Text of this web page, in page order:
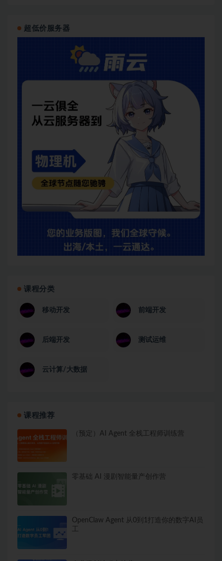
超低价服务器
课程分类
移动开发 前端开发
后端开发 测试运维
云计算/大数据
课程推荐
（预定）AI Agent 全栈工程师训练营
零基础 AI 漫剧智能量产创作营
OpenClaw Agent 从0到1打造你的数字AI员
工